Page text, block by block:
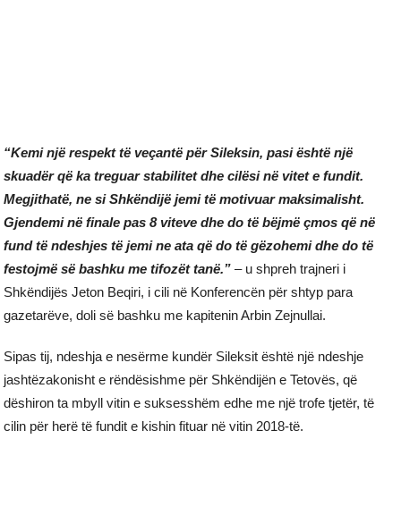
“Kemi një respekt të veçantë për Sileksin, pasi është një
skuadër që ka treguar stabilitet dhe cilësi në vitet e fundit.
Megjithatë, ne si Shkëndijë jemi të motivuar maksimalisht.
Gjendemi në finale pas 8 viteve dhe do të bëjmë çmos që në
fund të ndeshjes të jemi ne ata që do të gëzohemi dhe do të
festojmë së bashku me tifozët tanë.”– u shpreh trajneri i
Shkëndijës Jeton Beqiri, i cili në Konferencën për shtyp para
gazetarëve, doli së bashku me kapitenin Arbin Zejnullai.
Sipas tij, ndeshja e nesërme kundër Sileksit është një ndeshje
jashtëzakonisht e rëndësishme për Shkëndijën e Tetovës, që
dëshiron ta mbyll vitin e suksesshëm edhe me një trofe tjetër, të
cilin për herë të fundit e kishin fituar në vitin 2018-të.